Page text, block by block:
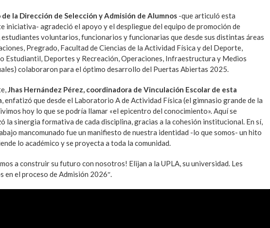
la Dirección de Selección y Admisión de Alumnos-que articuló esta
iniciativa- agradeció el apoyo y el despliegue del equipo de promoción de
estudiantes voluntarios, funcionarios y funcionarias que desde sus distintas áreas
Pregrado, Facultad de Ciencias de la Actividad Física y del Deporte,
Estudiantil, Deportes y Recreación, Operaciones, Infraestructura y Medios
colaboraron para el óptimo desarrollo del Puertas Abiertas 2025.
Jhas Hernández Pérez, coordinadora de Vinculación Escolar de esta
, enfatizó que desde el Laboratorio A de Actividad Física (el gimnasio grande de la
hoy lo que se podría llamar «el epicentro del conocimiento». Aquí se
la sinergia formativa de cada disciplina, gracias a la cohesión institucional. En sí,
mancomunado fue un manifiesto de nuestra identidad -lo que somos- un hito
lo académico y se proyecta a toda la comunidad.
a construir su futuro con nosotros! Elijan a la UPLA, su universidad. Les
en el proceso de Admisión 2026″.